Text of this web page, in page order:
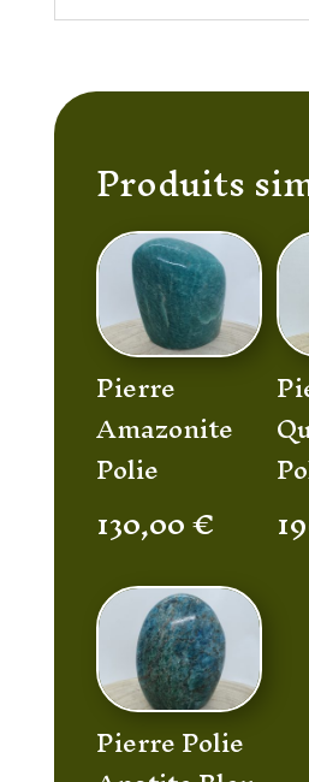
Produits
Pierre
Amazonite
Polie
130,00€
Pierre Polie